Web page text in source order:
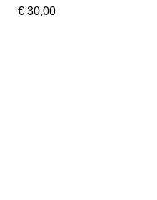
€ 30,00